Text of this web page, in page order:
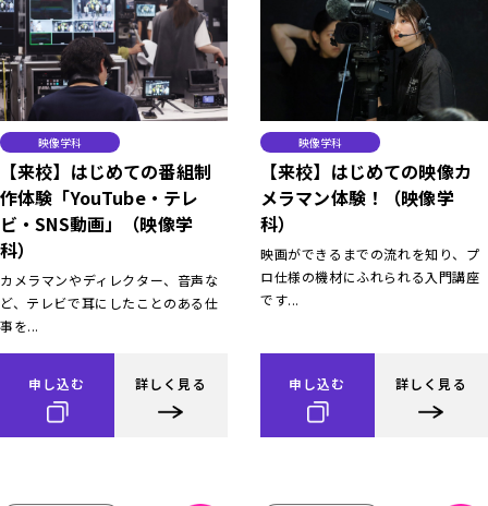
映像学科
【来校】はじめての番組制
作体験「YouTube・テレ
ビ・SNS動画」（映像学
科）
カメラマンやディレクター、音声な
ど、テレビで耳にしたことのある仕
事を...
申し込む 詳しく見る
映像学科
【来校】はじめての映像カ
メラマン体験！（映像学
科）
映画ができるまでの流れを知り、プ
ロ仕様の機材にふれられる入門講座
です...
申し込む 詳しく見る